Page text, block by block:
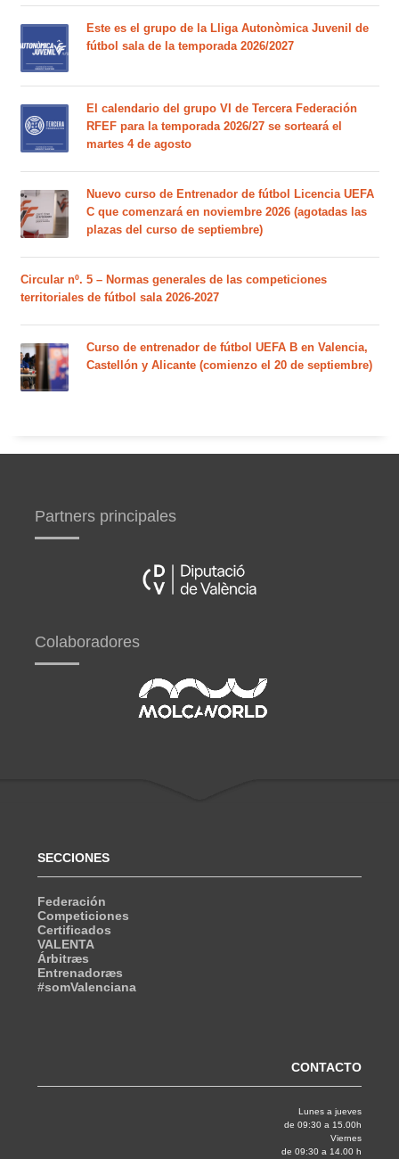
Este es el grupo de la Lliga Autonòmica Juvenil de
fútbol sala de la temporada 2026/2027
El calendario del grupo VI de Tercera Federación
RFEF para la temporada 2026/27 se sorteará el
martes 4 de agosto
Nuevo curso de Entrenador de fútbol Licencia UEFA
C que comenzará en noviembre 2026 (agotadas las
plazas del curso de septiembre)
Circular nº. 5 – Normas generales de las competiciones
territoriales de fútbol sala 2026-2027
Curso de entrenador de fútbol UEFA B en Valencia,
Castellón y Alicante (comienzo el 20 de septiembre)
Partners principales
Colaboradores
SECCIONES
Federación
Competiciones
Certificados
VALENTA
Árbitræs
Entrenadoræs
#somValenciana
CONTACTO
Lunes a jueves
de 09:30 a 15.00h
Viernes
de 09:30 a 14.00 h